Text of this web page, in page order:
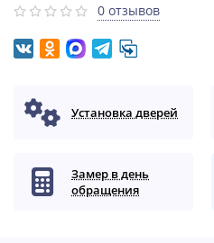
0 отзывов
Установка дверей
Замер в день
обращения